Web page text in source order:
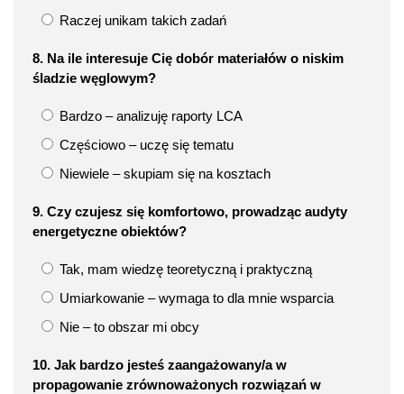
Raczej unikam takich zadań
8. Na ile interesuje Cię dobór materiałów o niskim
śladzie węglowym?
Bardzo – analizuję raporty LCA
Częściowo – uczę się tematu
Niewiele – skupiam się na kosztach
9. Czy czujesz się komfortowo, prowadząc audyty
energetyczne obiektów?
Tak, mam wiedzę teoretyczną i praktyczną
Umiarkowanie – wymaga to dla mnie wsparcia
Nie – to obszar mi obcy
10. Jak bardzo jesteś zaangażowany/a w
propagowanie zrównoważonych rozwiązań w